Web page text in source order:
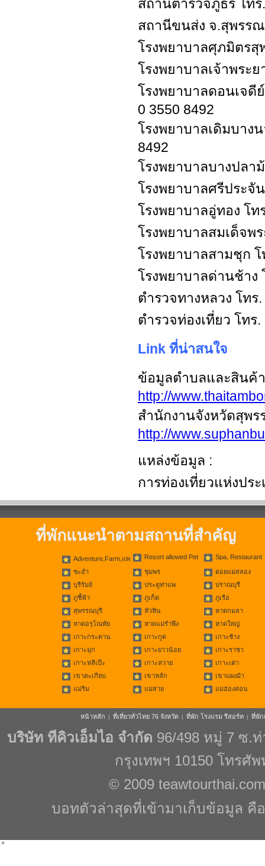
สถานีตำรวจภูธร โทร
สถานีขนส่ง จ.สุพรรณ
โรงพยาบาลศุภมิตรสุ
โรงพยาบาลเจ้าพระ
โรงพยาบาลดอนเจดี
0 3550 8492
โรงพยาบาลเดิมบา
8492
โรงพยาบาลบางปลา
โรงพยาบาลศรีประจั
โรงพยาบาลอู่ทอง โท
โรงพยาบาลสมเด็จพ
โรงพยาบาลสามชุก โ
โรงพยาบาลด่านช้าง
ตำรวจทางหลวง โทร
ตำรวจท่องเที่ยว โทร.
Link ที่น่าสนใจ
ข้อมูลตำบลและสิน
http://
สำนักงานจังหวัดสุพ
http://
แหล่งข้อมูล :
การท่องเที่ยวแห่งปร
ที่พักแนะนำตามสถานที่สำคัญ
Adventure,Farm,แพ Resort allowed Pet Spa, Restaurant
ชะอำ ชุมพร
ดอยแม่สลอง
บุรีรัมย์
ประตูท่าแพ
ปราณบุรี
ภูชี้ฟ้า
ภูเก็ต
ภูเรือ
สุพรรณบุรี
หัวหิน
หาดกมลา
หาดอรุโณทัย
หาดแม่รำพึง
หาดใหญ่
เกาะกระดาน
เกาะกูด
เกาะช้าง
เกาะมุก
เกาะยาวน้อย
เกาะราชา
เกาะหลีเป๊ะ
เกาะหวาย
เกาะเต่า
เขาตะเกียบ
เขาหลัก
เขาแผงม้า
แม่ริม
แม่สาย แม่ฮ่องสอน
หน้าหลัก | ที่เที่ยวทั่วไทย 76 จังหวัด | ที่พัก โรงแรม รีสอร์ท | ที่พัก
บริษัท ทีคิวเอ็มไอ จำกัด 96/498 หมู่ 7 ซ.
กรุงเทพฯ 10150 โทรศั
© 2009 teawtourthai.com
บอทตัวล่าสุดที่เข้ามาเก็บข้อมูล คือ